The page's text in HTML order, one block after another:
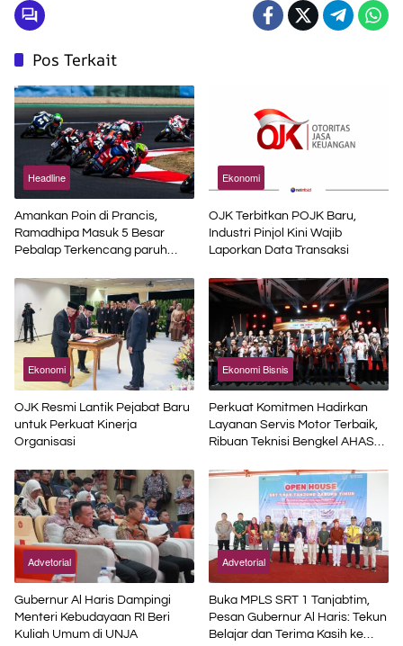
Pos Terkait
Headline
Amankan Poin di Prancis,
Ramadhipa Masuk 5 Besar
Pebalap Terkencang paruh
Ekonomi
OJK Terbitkan POJK Baru,
Industri Pinjol Kini Wajib
Laporkan Data Transaksi
Ekonomi
OJK Resmi Lantik Pejabat Baru
untuk Perkuat Kinerja
Organisasi
Ekonomi Bisnis
Perkuat Komitmen Hadirkan
Layanan Servis Motor Terbaik,
Ribuan Teknisi Bengkel AHASS
Skill Contest
Advetorial
Gubernur Al Haris Dampingi
Menteri Kebudayaan RI Beri
Kuliah Umum di UNJA
Advetorial
Buka MPLS SRT 1 Tanjabtim,
Pesan Gubernur Al Haris: Tekun
Belajar dan Terima Kasih ke